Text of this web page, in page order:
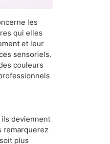
les
qui elles
et leur
sensoriels.
couleurs
ils deviennent
remarquerez
plus